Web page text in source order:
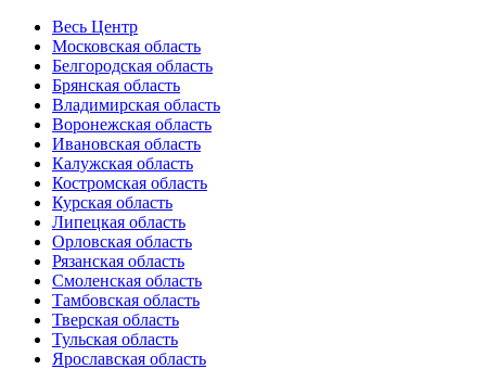
Весь Центр
Московская область
Белгородская область
Брянская область
Владимирская область
Воронежская область
Ивановская область
Калужская область
Костромская область
Курская область
Липецкая область
Орловская область
Рязанская область
Смоленская область
Тамбовская область
Тверская область
Тульская область
Ярославская область